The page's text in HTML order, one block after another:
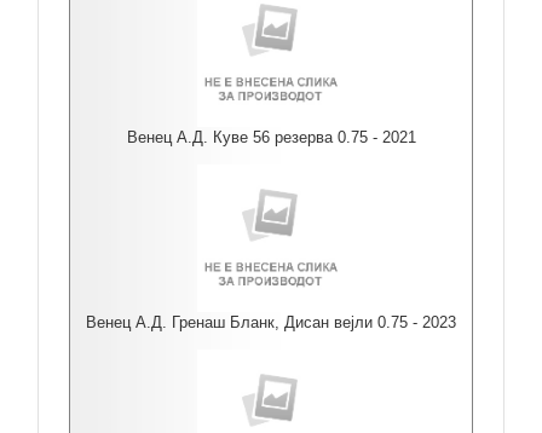
Венец А.Д. Куве 56 резерва 0.75 - 2021
Венец А.Д. Гренаш Бланк, Дисан вејли 0.75 - 2023